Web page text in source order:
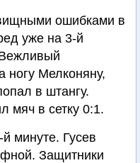
ошибками в
уже на 3-й
ногу Мелконяну,
в штангу.
мяч в сетку 0:1.
минуте. Гусев
Защитники